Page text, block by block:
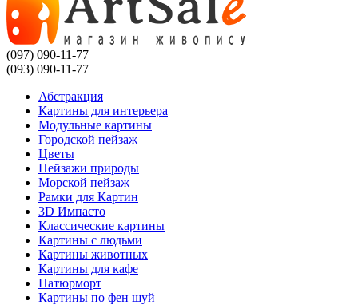
(097) 090-11-77
(093) 090-11-77
Абстракция
Картины для интерьера
Модульные картины
Городской пейзаж
Цветы
Пейзажи природы
Морской пейзаж
Рамки для Картин
3D Импасто
Классические картины
Картины с людьми
Картины животных
Картины для кафе
Натюрморт
Картины по фен шуй